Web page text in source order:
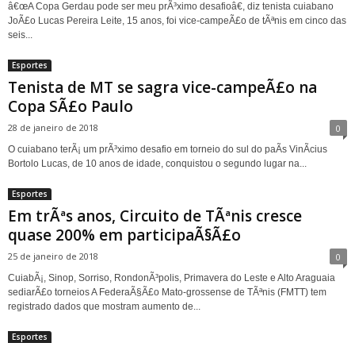
â€œA Copa Gerdau pode ser meu prÃ³ximo desafioâ€, diz tenista cuiabano
JoÃ£o Lucas Pereira Leite, 15 anos, foi vice-campeÃ£o de tÃªnis em cinco das
seis...
Esportes
Tenista de MT se sagra vice-campeÃ£o na
Copa SÃ£o Paulo
28 de janeiro de 2018 0
O cuiabano terÃ¡ um prÃ³ximo desafio em torneio do sul do paÃ­s VinÃ­cius
Bortolo Lucas, de 10 anos de idade, conquistou o segundo lugar na...
Esportes
Em trÃªs anos, Circuito de TÃªnis cresce
quase 200% em participaÃ§Ã£o
25 de janeiro de 2018 0
CuiabÃ¡, Sinop, Sorriso, RondonÃ³polis, Primavera do Leste e Alto Araguaia
sediarÃ£o torneios A FederaÃ§Ã£o Mato-grossense de TÃªnis (FMTT) tem
registrado dados que mostram aumento de...
Esportes